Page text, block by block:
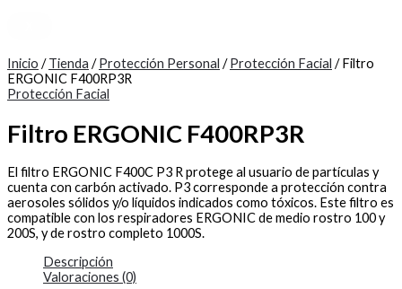
Inicio /Tienda /Protección Personal /Protección Facial / Filtro
ERGONIC F400RP3R
Protección Facial
Filtro ERGONIC F400RP3R
El filtro ERGONIC F400C P3 R protege al usuario de partículas y
cuenta con carbón activado. P3 corresponde a protección contra
aerosoles sólidos y/o líquidos indicados como tóxicos. Este filtro es
compatible con los respiradores ERGONIC de medio rostro 100 y
200S, y de rostro completo 1000S.
Descripción
Valoraciones (0)